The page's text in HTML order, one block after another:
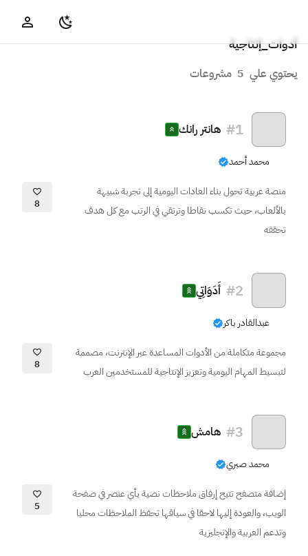
أدوات_إنتاجية
يحتوي علي 5 مشروعات
#1 هانتر رانك
محمد أحمد
منصة عربية تحول بناء العادات اليومية إلى تجربة شبيهة
بالألعاب، حيث تكسب نقاطا وترتقي في الرتب مع كل هدف
تحققه
8
#2 أَدَوَاتِي
عبدالقادر باكر
مجموعة متكاملة من الأدوات المساعدة عبر الإنترنت، مصممة
لتبسيط المهام اليومية وتعزيز الإنتاجية للمستخدمين العرب
8
#3 هامش
محمد صبري
إضافة متصفح تتيح إرفاق ملاحظات نصية بأي عنصر في صفحة
الويب، والعودة إليها لاحقا في سياقها تحفظ الملاحظات محليا
وتدعم العربية والإنجليزية
5